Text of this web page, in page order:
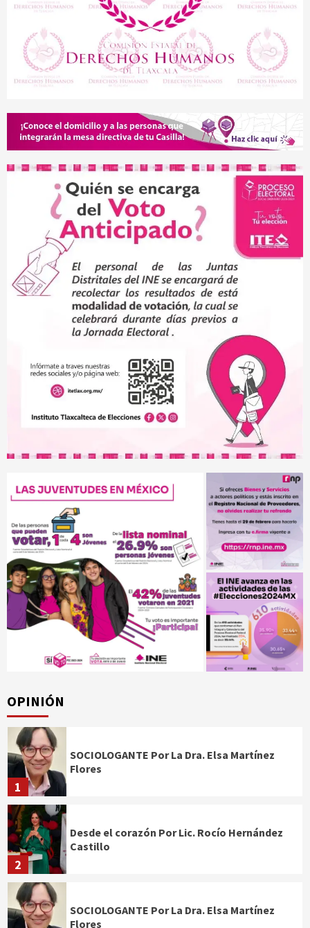
OPINIÓN
1
SOCIOLOGANTE Por La Dra. Elsa Martínez
Flores
2
Desde el corazón Por Lic. Rocío Hernández
Castillo
SOCIOLOGANTE Por La Dra. Elsa Martínez
Flores